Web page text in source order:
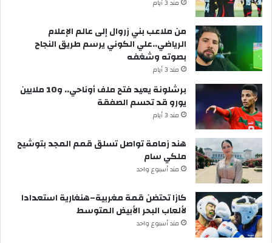
مند 3 أيام
من ملاعب بني زروال إلى عالم الإعلام
الرياضي..علي الكوني يرسم طريق النجاح
بصوته وشغفه
مند 3 أيام
برشلونة يعيد فتح ملف أوناحي.. و10 ملايين
يورو قد تحسم الصفقة
مند 3 أيام
هند زمامة تواصل تسلق قمم المجد بتوشيح
ملكي سام
مند أسبوع واحد
كازا تحتضن قمة مغربية–هنغارية استعدادا
لألعاب البحر الأبيض المتوسط
مند أسبوع واحد